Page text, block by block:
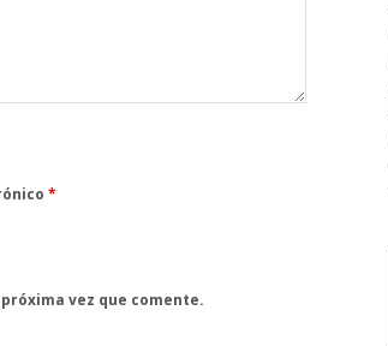
*
vez que comente.